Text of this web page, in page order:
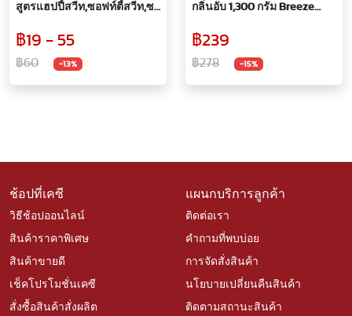
สูตรแฮปปี้สวีท,ซอฟท์ตี้สวีท,ซา
สะอาดง่าย มีกลิ่นหอมสดชื่น
฿19 - 55
฿60 -13%
กลิ่นอับ 1,300 กรัม Breeze
Powder 1,300 G.
฿239
฿278 -15%
ช้อปที่เคซี
วิธีช้อปออนไลน์
สินค้าราคาพิเศษ
สินค้าขายดี
เช็คโปรโมชั่นเคซี
สั่งซื้อสินค้าสั่งผลิต
แผนกบริการลูกค้า
ติดต่อเรา
คำถามที่พบบ่อย
การจัดสั่งสินค้า
นโยบายเปลี่ยนคืนสินค้า
ติดตามสถานะสินค้า